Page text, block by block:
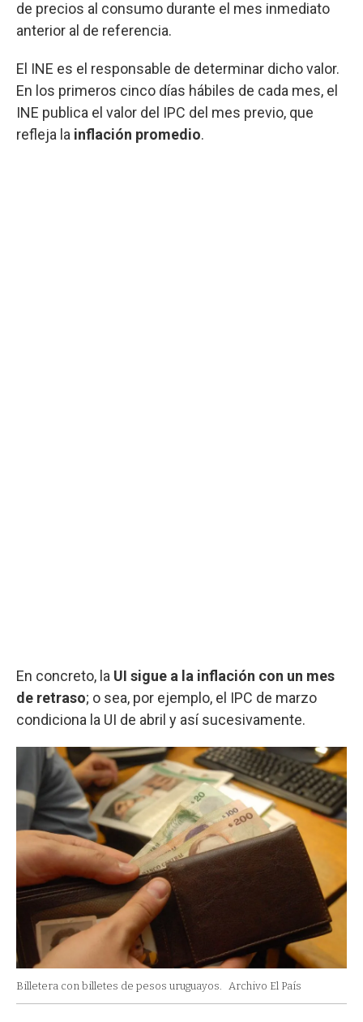
de precios al consumo durante el mes inmediato
anterior al de referencia.
El INE es el responsable de determinar dicho valor.
En los primeros cinco días hábiles de cada mes, el
INE publica el valor del IPC del mes previo, que
refleja la inflación promedio.
En concreto, la UI sigue a la inflación con un mes
de retraso; o sea, por ejemplo, el IPC de marzo
condiciona la UI de abril y así sucesivamente.
Billetera con billetes de pesos uruguayos. Archivo El País